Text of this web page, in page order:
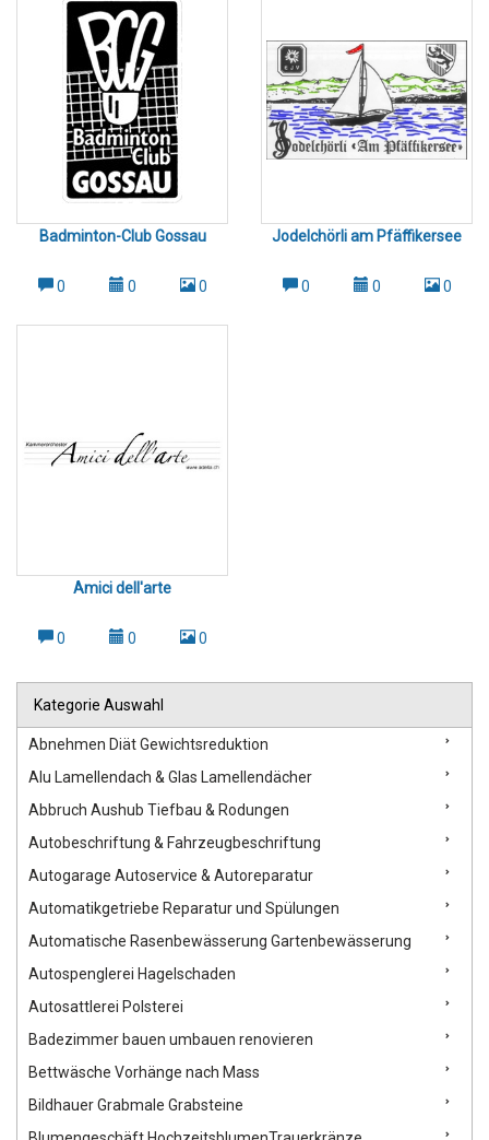
Firmen Fenster-, Treppenhaus- und Spezialreinigungen
Gartenpflege und saisonale Außenarbeiten Stärken & Werte:
Das Unternehmen legt großen Wert auf: Kundennähe:
Persönlicher Kontakt und individuelle Beratung Qualität:
Gründliche Reinigung mit modernem Equipment Flexibilität:
Anpassung an Kundenwünsche und Zeitpläne Nachhaltigkeit:
Umweltfreundliche Reinigungsmittel und
ressourcenschonende Verfahren Philosophie: MD Reinigung
verfolgt das Ziel, nicht nur sauber zu machen, sondern
Vertrauen zu schaffen. Kundenzufriedenheit steht im
Mittelpunkt – das Team arbeitet so lange, bis der Kunde
vollständig zufrieden ist. Kooperationen: MD Reinigung setzt
Dienstleistungen aus einer Hand anbieten zu können.
Badminton-Club Gossau
0 0 0
Jodelchörli am Pfäffikersee
0 0 0
Amici dell'arte
0 0 0
Kategorie Auswahl
Abnehmen Diät Gewichtsreduktion
Alu Lamellendach & Glas Lamellendächer
Abbruch Aushub Tiefbau & Rodungen
Autobeschriftung & Fahrzeugbeschriftung
Autogarage Autoservice & Autoreparatur
Automatikgetriebe Reparatur und Spülungen
Automatische Rasenbewässerung Gartenbewässerung
Autospenglerei Hagelschaden
Autosattlerei Polsterei
Badezimmer bauen umbauen renovieren
Bettwäsche Vorhänge nach Mass
Bildhauer Grabmale Grabsteine